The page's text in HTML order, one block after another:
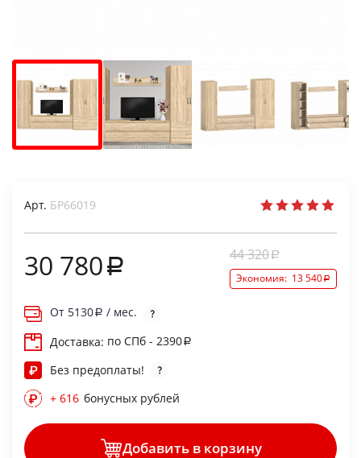
Арт. БР66019
30 780 44 320
Экономия: 13 540
От 5130
/ мес.
Доставка: по СПб - 2390
Без предоплаты!
+ 616 бонусных рублей
Добавить в корзину